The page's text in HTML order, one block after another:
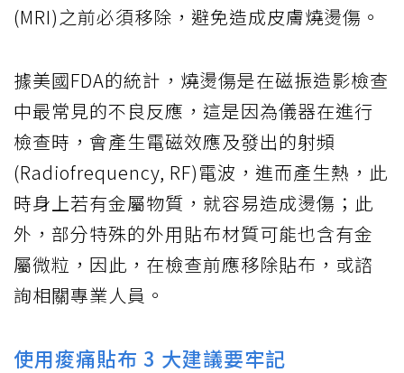
(MRI)之前必須移除，避免造成皮膚燒燙傷。
據美國FDA的統計，燒燙傷是在磁振造影檢查
中最常見的不良反應，這是因為儀器在進行
檢查時，會產生電磁效應及發出的射頻
(Radiofrequency, RF)電波，進而產生熱，此
時身上若有金屬物質，就容易造成燙傷；此
外，部分特殊的外用貼布材質可能也含有金
屬微粒，因此，在檢查前應移除貼布，或諮
詢相關專業人員。
使用痠痛貼布 3 大建議要牢記